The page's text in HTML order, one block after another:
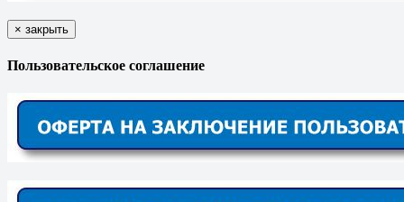
× закрыть
Пользовательское соглашение